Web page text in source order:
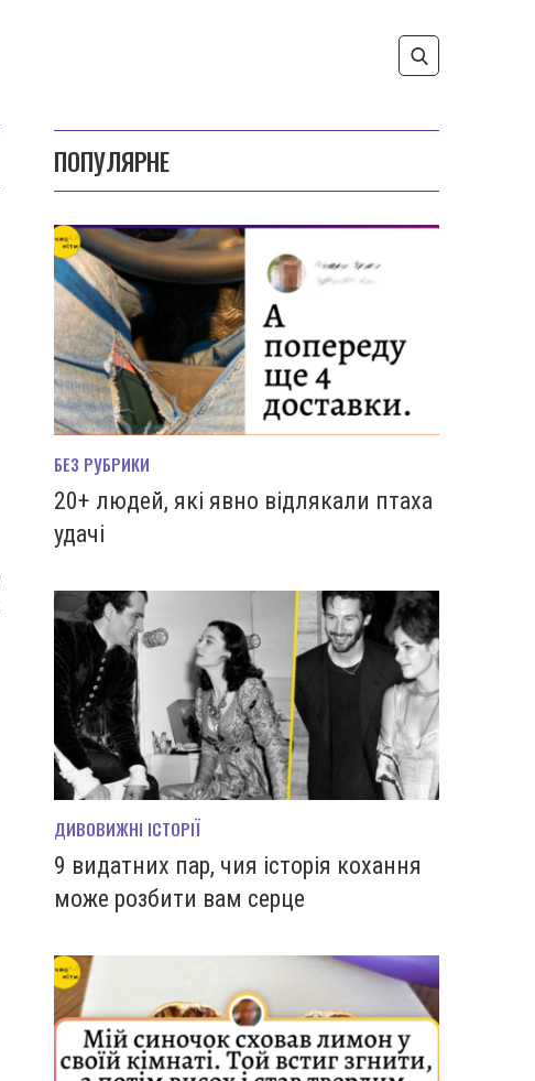
ПОПУЛЯРНЕ
БЕЗ РУБРИКИ
20+ людей, які явно відлякали птаха
удачі
ДИВОВИЖНІ ІСТОРІЇ
9 видатних пар, чия історія кохання
може розбити вам серце